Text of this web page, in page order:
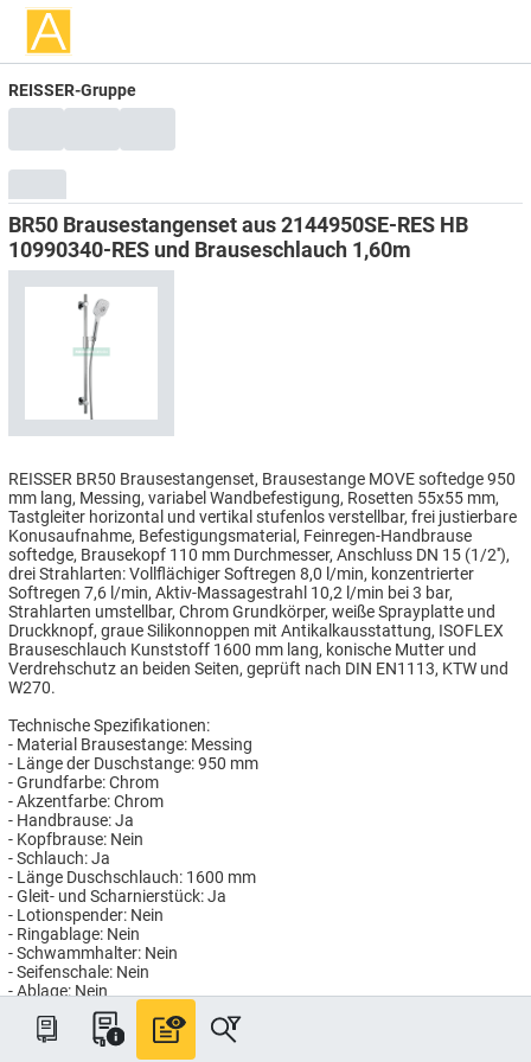
REISSER-Gruppe
BR50 Brausestangenset aus 2144950SE-RES HB
10990340-RES und Brauseschlauch 1,60m
REISSER BR50 Brausestangenset, Brausestange MOVE softedge 950
mm lang, Messing, variabel Wandbefestigung, Rosetten 55x55 mm,
Tastgleiter horizontal und vertikal stufenlos verstellbar, frei justierbare
Konusaufnahme, Befestigungsmaterial, Feinregen-Handbrause
softedge, Brausekopf 110 mm Durchmesser, Anschluss DN 15 (1/2''),
drei Strahlarten: Vollflächiger Softregen 8,0 l/min, konzentrierter
Softregen 7,6 l/min, Aktiv-Massagestrahl 10,2 l/min bei 3 bar,
Strahlarten umstellbar, Chrom Grundkörper, weiße Sprayplatte und
Druckknopf, graue Silikonnoppen mit Antikalkausstattung, ISOFLEX
Brauseschlauch Kunststoff 1600 mm lang, konische Mutter und
Verdrehschutz an beiden Seiten, geprüft nach DIN EN1113, KTW und
W270.
Technische Spezifikationen:
- Material Brausestange: Messing
- Länge der Duschstange: 950 mm
- Grundfarbe: Chrom
- Akzentfarbe: Chrom
- Handbrause: Ja
- Kopfbrause: Nein
- Schlauch: Ja
- Länge Duschschlauch: 1600 mm
- Gleit- und Scharnierstück: Ja
- Lotionspender: Nein
- Ringablage: Nein
- Schwammhalter: Nein
- Seifenschale: Nein
- Ablage: Nein
- Eckmontage: Nein
- Verdeckte Befestigung: Nein
- Befestigungsmaterial: Ja